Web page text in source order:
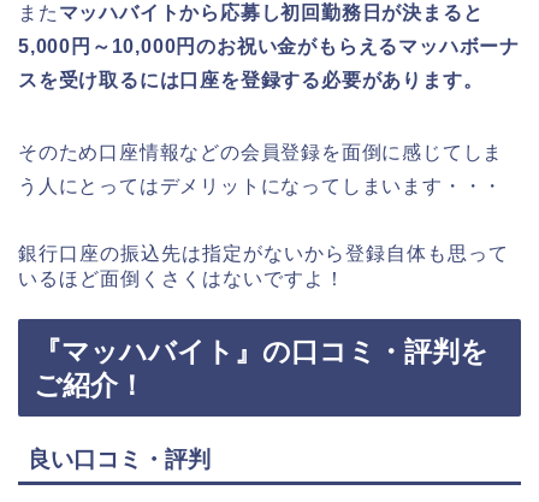
また マッハバイトから応募し初回勤務日が決まると
5,000円～10,000円のお祝い金がもらえるマッハボーナ
スを受け取るには口座を登録する必要があります。
そのため口座情報などの会員登録を面倒に感じてしま
う人にとってはデメリットになってしまいます・・・
銀行口座の振込先は指定がないから登録自体も思って
いるほど面倒くさくはないですよ！
『マッハバイト』の口コミ・評判を
ご紹介！
良い口コミ・評判